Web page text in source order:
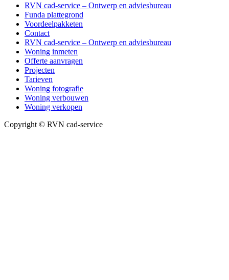
RVN cad-service – Ontwerp en adviesbureau
Funda plattegrond
Voordeelpakketen
Contact
RVN cad-service – Ontwerp en adviesbureau
Woning inmeten
Offerte aanvragen
Projecten
Tarieven
Woning fotografie
Woning verbouwen
Woning verkopen
Copyright © RVN cad-service